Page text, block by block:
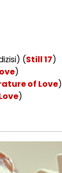
(Still 17)
)
of Love)
)